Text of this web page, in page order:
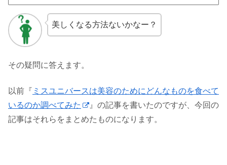
美しくなる方法ないかなー？
その疑問に答えます。
以前『 ミスユニバースは美容のためにどんなものを食べて
いるのか調べてみた
』の記事を書いたのですが、今回の
記事はそれらをまとめたものになります。